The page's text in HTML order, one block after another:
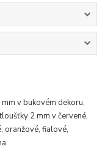
v bukovém dekoru,
2 mm včervené,
oranžové, fialové,